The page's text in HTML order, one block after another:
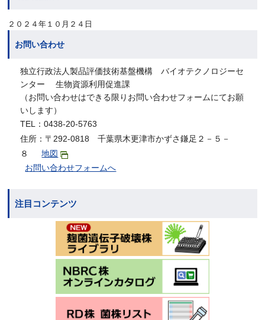
２０２４年１０月２４日
お問い合わせ
独立行政法人製品評価技術基盤機構 バイオテクノロジーセ
ンター 生物資源利用促進課
（お問い合わせはできる限りお問い合わせフォームにてお願
いします）
TEL：0438-20-5763
住所：〒292-0818 千葉県木更津市かずさ鎌足２－５－
８
地図
お問い合わせフォームへ
注目コンテンツ